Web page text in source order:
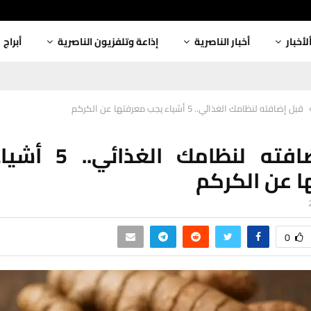
أخبار الناصرية إذاعة وتلفزيون الناصرية أبراج
قبل إضافته لنظامك الغذائي.. 5 أشياء يجب معرفتها عن الكركم
قبل إضافته
عن الكركم
0